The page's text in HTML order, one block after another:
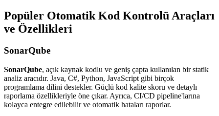
Popüler Otomatik Kod Kontrolü Araçları
ve Özellikleri
SonarQube
SonarQube, açık kaynak kodlu ve geniş çapta kullanılan bir statik
analiz aracıdır. Java, C#, Python, JavaScript gibi birçok
programlama dilini destekler. Güçlü kod kalite skoru ve detaylı
raporlama özellikleriyle öne çıkar. Ayrıca, CI/CD pipeline'larına
kolayca entegre edilebilir ve otomatik hataları raporlar.